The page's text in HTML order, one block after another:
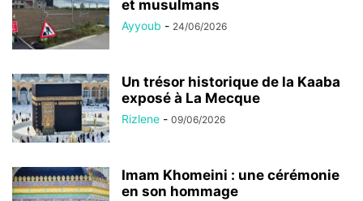
et musulmans
Ayyoub - 24/06/2026
Un trésor historique de la Kaaba
exposé à La Mecque
Rizlene - 09/06/2026
Imam Khomeini : une cérémonie
en son hommage